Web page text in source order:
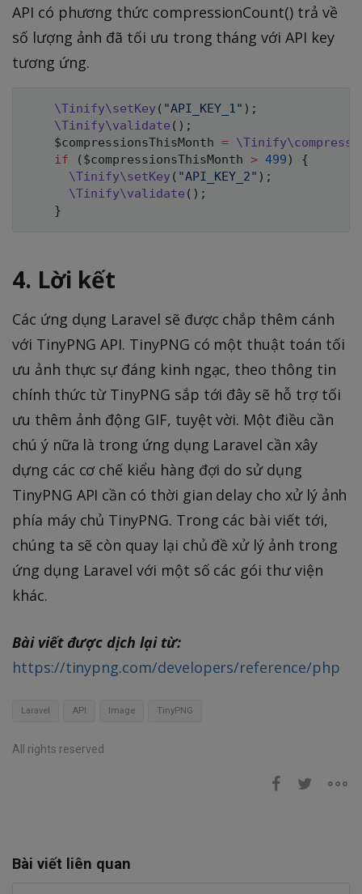
API có phương thức compressionCount() trả về
số lượng ảnh đã tối ưu trong tháng với API key
tương ứng.
\Tinify\setKey ( "API_KEY_1" ) ;
\Tinify\validate ( ) ;
$compressionsThisMonth = \Tinify\
if
( $compressionsThisMonth > 499 )
{
\Tinify\setKey ( "API_KEY_2" ) ;
\Tinify\validate ( ) ;
}
4. Lời kết
Các ứng dụng Laravel sẽ được chắp thêm cánh
với TinyPNG API. TinyPNG có một thuật toán tối
ưu ảnh thực sự đáng kinh ngạc, theo thông tin
chính thức từ TinyPNG sắp tới đây sẽ hỗ trợ tối
ưu thêm ảnh động GIF, tuyệt vời. Một điều cần
chú ý nữa là trong ứng dụng Laravel cần xây
dựng các cơ chế kiểu hàng đợi do sử dụng
TinyPNG API cần có thời gian delay cho xử lý ảnh
phía máy chủ TinyPNG. Trong các bài viết tới,
chúng ta sẽ còn quay lại chủ đề xử lý ảnh trong
ứng dụng Laravel với một số các gói thư viện
khác.
Bài viết được dịch lại từ:
https://tinypng.com/developers/reference/php
Laravel API Image TinyPNG
All rights reserved
Bài viết liên quan